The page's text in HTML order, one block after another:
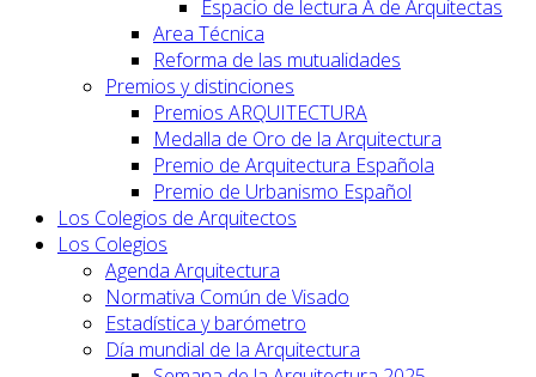
Espacio de lectura A de Arquitectas
Area Técnica
Reforma de las mutualidades
Premios y distinciones
Premios ARQUITECTURA
Medalla de Oro de la Arquitectura
Premio de Arquitectura Española
Premio de Urbanismo Español
Los Colegios de Arquitectos
Los Colegios
Agenda Arquitectura
Normativa Común de Visado
Estadística y barómetro
Día mundial de la Arquitectura